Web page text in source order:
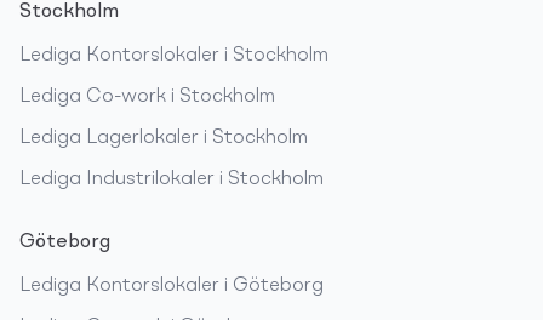
Stockholm
Lediga Kontorslokaler i Stockholm
Lediga Co-work i Stockholm
Lediga Lagerlokaler i Stockholm
Lediga Industrilokaler i Stockholm
Göteborg
Lediga Kontorslokaler i Göteborg